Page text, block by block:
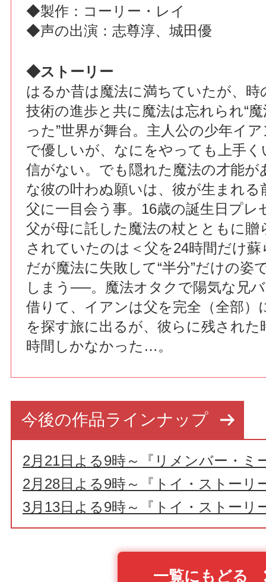
◆製作：コーリー・レイ
◆声の出演：志尊淳、城田優
◆ストーリー
はるか昔は魔法に満ちていたが、時
技術の進歩と共に魔法は忘れられ“
った”世界が舞台。主人公の少年イ
で優しいが、なにをやっても上手
信がない。でも隠れた魔法の才能が
な彼の叶わぬ願いは、彼が生まれる
父に一目会う事。16歳の誕生日プレ
父が母に託した魔法の杖とともに贈
されていたのは＜父を24時間だけ
だが魔法に失敗して“半分”だけの姿
しまう──。魔法オタクで陽気な兄
借りて、イアンは父を完全（全部）
を探す旅に出るが、彼らに残された
時間しかなかった…。
今後の作品ラインナップ
2月21日よる9時～『リメンバー・ミ
2月28日よる9時～『トイ・ストーリ
3月13日よる9時～『トイ・ストーリ
一覧にもどる